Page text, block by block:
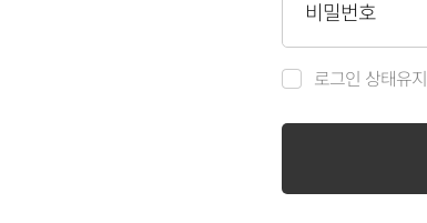
비밀번호
로그인 상태유지